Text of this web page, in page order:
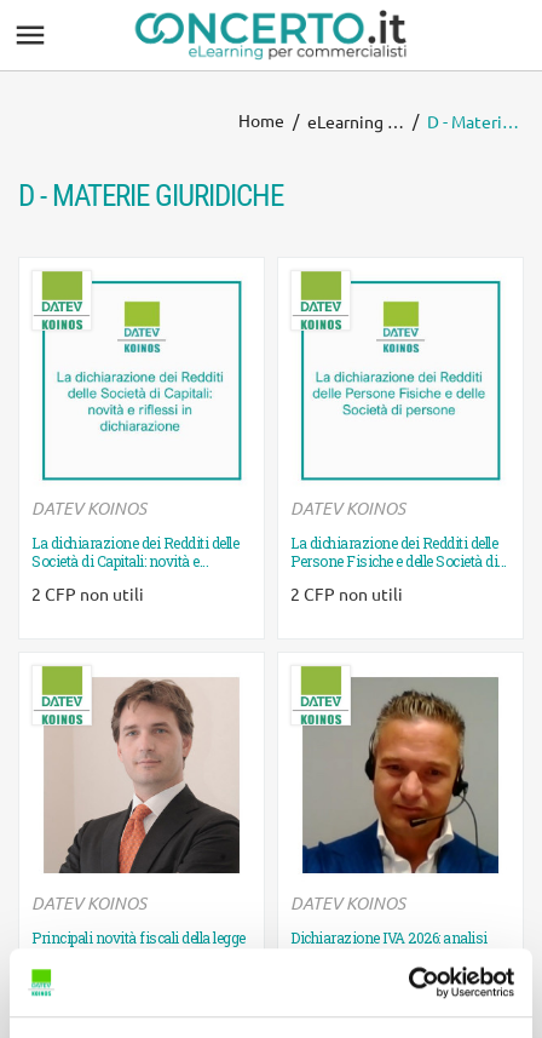

Home eLearning CONCERTO D - Materie giuridiche
D - MATERIE GIURIDICHE
DATEV KOINOS
La dichiarazione dei Redditi delle
Società di Capitali: novità e...
2 CFP non utili
Ulteriori informazioni
DATEV KOINOS
La dichiarazione dei Redditi delle
Persone Fisiche e delle Società di...
2 CFP non utili
Ulteriori informazioni
DATEV KOINOS
Principali novità fiscali della legge
2 CFP non utili
Ulteriori informazioni
DATEV KOINOS
Dichiarazione IVA 2026: analisi
Ulteriori informazioni